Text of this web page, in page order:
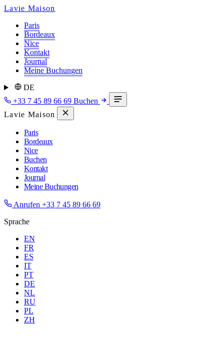
Lavie Maison
Paris
Bordeaux
Nice
Kontakt
Journal
Meine Buchungen
DE
+33 7 45 89 66 69 Buchen
Lavie Maison
Paris
Bordeaux
Nice
Buchen
Kontakt
Journal
Meine Buchungen
Anrufen +33 7 45 89 66 69
Sprache
EN
FR
ES
IT
PT
DE
NL
RU
PL
ZH
Alle
2 Gäste